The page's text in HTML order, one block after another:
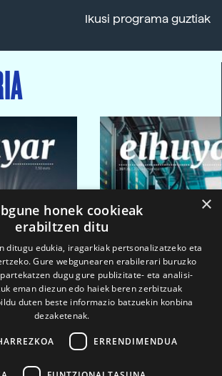
Ikusi programa guztiak
×
honek cookieak
erabiltzen ditu
ditugu edukia, iragarkiak pertsonalizatzeko eta
Gure webgunearen erabilerari buruzko
dugu gure publizitate- eta analisi-
eman diezun edo haiek beren zerbitzuak
duten beste informazio batzuekin konbina
dezaketenak.
ERRENDIMENDUA